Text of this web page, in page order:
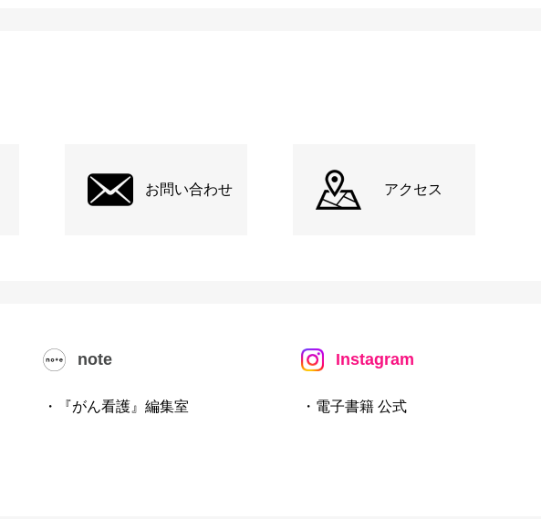
お問い合わせ アクセス
note
・『がん看護』編集室
Instagram
・電子書籍 公式